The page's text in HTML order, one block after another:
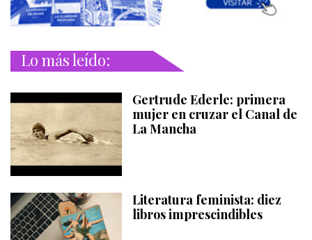
Lo más leído:
Gertrude Ederle: primera
mujer en cruzar el Canal de
La Mancha
Literatura feminista: diez
libros imprescindibles